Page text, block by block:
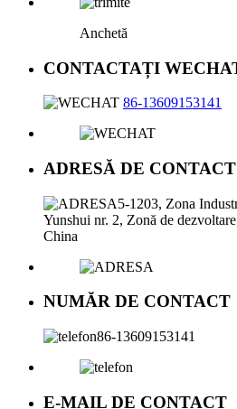
Anchetă
CONTACTAȚI
86-13609153141
ADRESĂ DE CONTACT
5-1203, Zona
Yunshui nr. 2, Zonă de
China
NUMĂR DE CONTACT
86-13609153141
E-MAIL DE CONTACT